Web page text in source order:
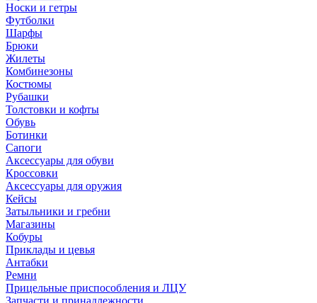
Носки и гетры
Футболки
Шарфы
Брюки
Жилеты
Комбинезоны
Костюмы
Рубашки
Толстовки и кофты
Обувь
Ботинки
Сапоги
Аксессуары для обуви
Кроссовки
Аксессуары для оружия
Кейсы
Затыльники и гребни
Магазины
Кобуры
Приклады и цевья
Антабки
Ремни
Прицельные приспособления и ЛЦУ
Запчасти и принадлежности